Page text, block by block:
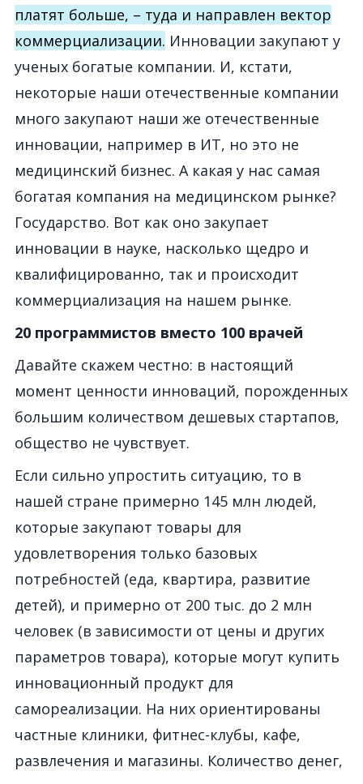
платят больше, – туда и направлен вектор
коммерциализации. Инновации закупают у
ученых богатые компании. И, кстати,
некоторые наши отечественные компании
много закупают наши же отечественные
инновации, например в ИТ, но это не
медицинский бизнес. А какая у нас самая
богатая компания на медицинском рынке?
Государство. Вот как оно закупает
инновации в науке, насколько щедро и
квалифицированно, так и происходит
коммерциализация на нашем рынке.
20 программистов вместо 100 врачей
Давайте скажем честно: в настоящий
момент ценности инноваций, порожденных
большим количеством дешевых стартапов,
общество не чувствует.
Если сильно упростить ситуацию, то в
нашей стране примерно 145 млн людей,
которые закупают товары для
удовлетворения только базовых
потребностей (еда, квартира, развитие
детей), и примерно от 200 тыс. до 2 млн
человек (в зависимости от цены и других
параметров товара), которые могут купить
инновационный продукт для
самореализации. На них ориентированы
частные клиники, фитнес-клубы, кафе,
развлечения и магазины. Количество денег,